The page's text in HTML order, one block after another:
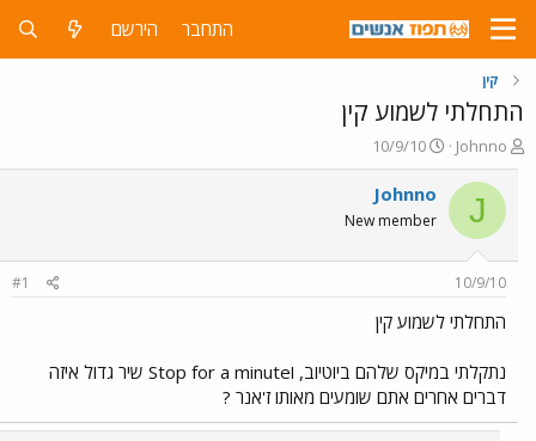
התחבר הירשם
קין
התחלתי לשמוע קין
פ
ו
ת
ח
ה
ו
ש
א
Johnno
פ
ו
ר
ם
ר
10/9/10
J
Johnno
New member
10/9/10
#1
התחלתי לשמוע קין
נתקלתי במיקס שלהם ביוטיוב, וStop for a minute שיר גדול איזה
דברים אחרים אתם שומעים מאותו ז'אנר ?